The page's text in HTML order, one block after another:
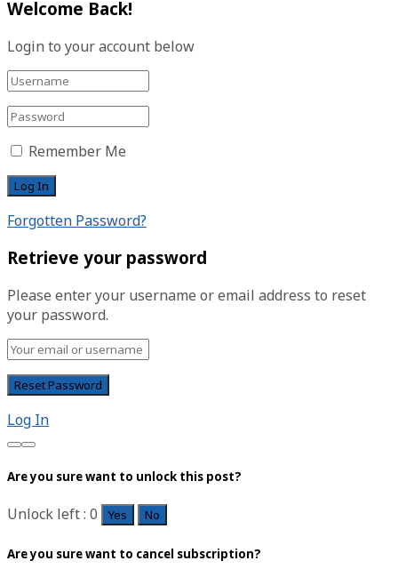
Welcome Back!
Login to your account below
Remember Me
Forgotten Password?
Retrieve your password
Please enter your username or email address to reset
your password.
Log In
Are you sure want to unlock this post?
Unlock left : 0 Yes No
Are you sure want to cancel subscription?